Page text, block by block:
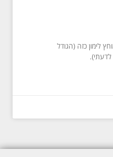
לימון כזה (הגודל
לדעתי).